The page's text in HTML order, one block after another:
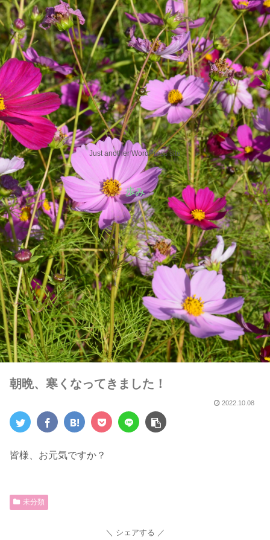
Just another WordPress site
歩み
朝晩、寒くなってきました！
2022.10.08
皆様、お元気ですか？
未分類
シェアする